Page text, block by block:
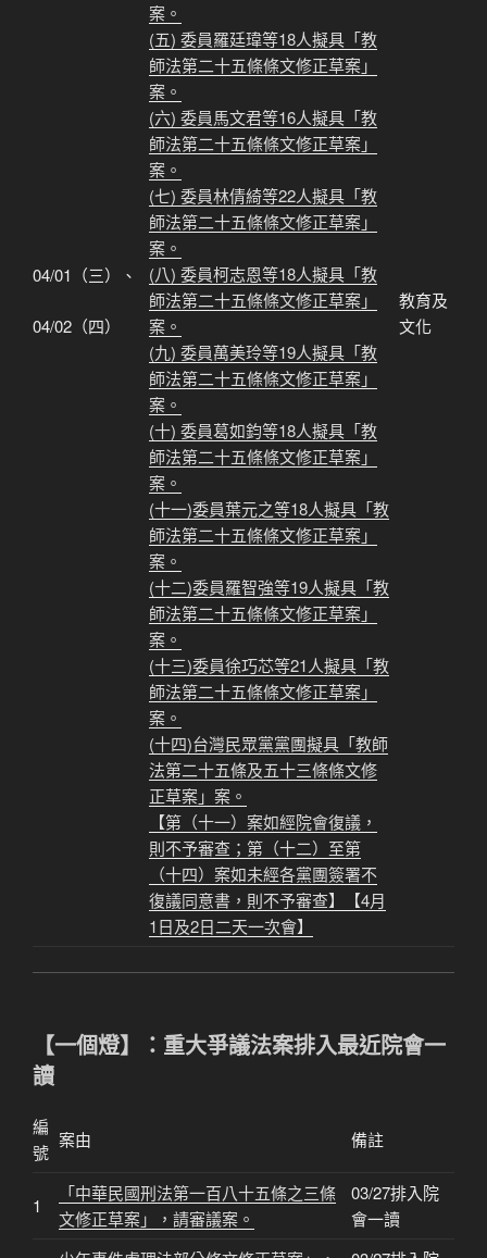
04/01（三）、
04/02（四）
案。
(五) 委員羅廷瑋等18人擬具「教
師法第二十五條條文修正草案」
案。
(六) 委員馬文君等16人擬具「教
師法第二十五條條文修正草案」
案。
(七) 委員林倩綺等22人擬具「教
師法第二十五條條文修正草案」
案。
(八) 委員柯志恩等18人擬具「教
師法第二十五條條文修正草案」
案。
(九) 委員萬美玲等19人擬具「教
師法第二十五條條文修正草案」
案。
(十) 委員葛如鈞等18人擬具「教
師法第二十五條條文修正草案」
案。
(十一)委員葉元之等18人擬具「教
師法第二十五條條文修正草案」
案。
(十二)委員羅智強等19人擬具「教
師法第二十五條條文修正草案」
案。
(十三)委員徐巧芯等21人擬具「教
師法第二十五條條文修正草案」
案。
(十四)台灣民眾黨黨團擬具「教師
法第二十五條及五十三條條文修
正草案」案。
【第（十一）案如經院會復議，
則不予審查；第（十二）至第
（十四）案如未經各黨團簽署不
復議同意書，則不予審查】【4月
1日及2日二天一次會】
教育及
文化
【一個燈】：重大爭議法案排入最近院會一
讀
編
號
案由 備註
1
「中華民國刑法第一百八十五條之三條
文修正草案」，請審議案。
03/27排入院
會一讀